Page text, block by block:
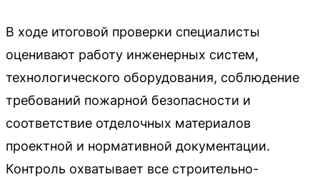
В ходе итоговой проверки специалисты
оценивают работу инженерных систем,
технологического оборудования, соблюдение
требований пожарной безопасности и
соответствие отделочных материалов
проектной и нормативной документации.
Контроль охватывает все строительно-